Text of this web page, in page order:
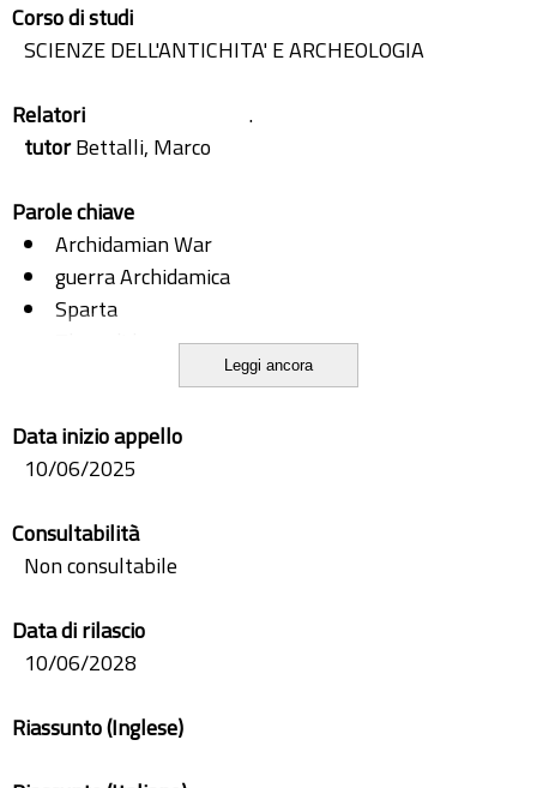
Corso di studi
SCIENZE DELL'ANTICHITA' E ARCHEOLOGIA
Relatori
.
tutorBettalli, Marco
Parole chiave
Archidamian War
guerra Archidamica
Sparta
Leggi ancora
Data inizio appello
10/06/2025
Consultabilità
Non consultabile
Data di rilascio
10/06/2028
Riassunto (Inglese)